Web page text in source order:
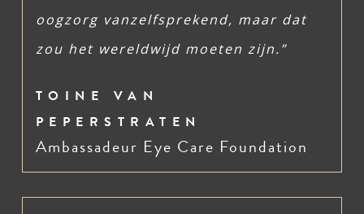
oogzorg vanzelfsprekend, maar dat
zou het wereldwijd moeten zijn.”
TOINE VAN
PEPERSTRATEN
Ambassadeur Eye Care Foundation